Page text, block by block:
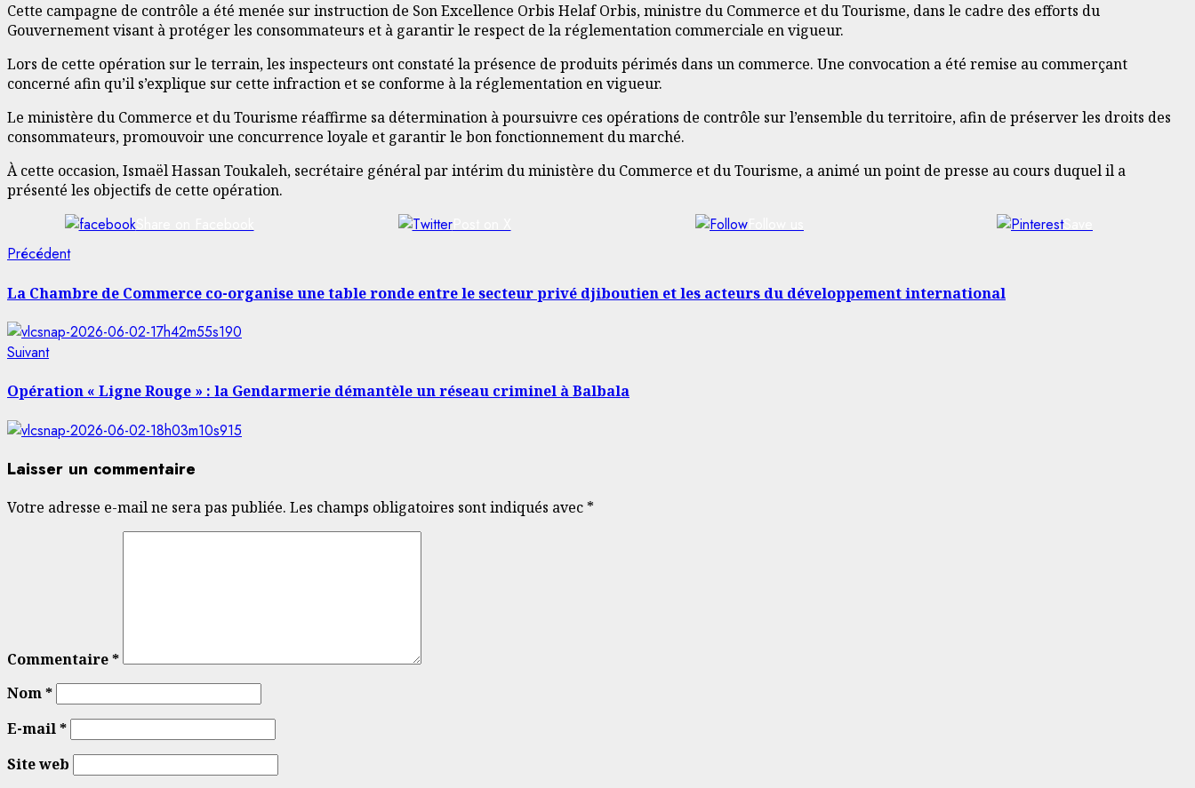
Cette campagne de contrôle a été menée sur instruction de Son Excellence Orbis Helaf Orbis, ministre du Commerce et du Tourisme, dans le cadre des efforts du
Gouvernement visant à protéger les consommateurs et à garantir le respect de la réglementation commerciale en vigueur.
Lors de cette opération sur le terrain, les inspecteurs ont constaté la présence de produits périmés dans un commerce. Une convocation a été remise au commerçant
concerné afin qu’il s’explique sur cette infraction et se conforme à la réglementation en vigueur.
Le ministère du Commerce et du Tourisme réaffirme sa détermination à poursuivre ces opérations de contrôle sur l’ensemble du territoire, afin de préserver les droits des
consommateurs, promouvoir une concurrence loyale et garantir le bon fonctionnement du marché.
À cette occasion, Ismaël Hassan Toukaleh, secrétaire général par intérim du ministère du Commerce et du Tourisme, a animé un point de presse au cours duquel il a
présenté les objectifs de cette opération.
Share on Facebook Post on X Save
Navigation
d’article
PrécédentArticle
La Chambre de Commerce co-organise une table ronde entre le secteur privé djiboutien et les acteurs du développement international
SuivantArticle
Opération « Ligne Rouge » : la Gendarmerie démantèle un réseau criminel à Balbala
Laisser un commentaire
Votre adresse e-mail ne sera pas publiée. Les champs obligatoires sont indiqués avec *
Commentaire*
Nom*
E-mail*
Site web